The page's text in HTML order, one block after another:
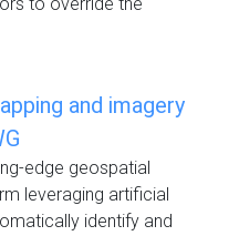
and imagery
edge geospatial
leveraging artificial
identify and